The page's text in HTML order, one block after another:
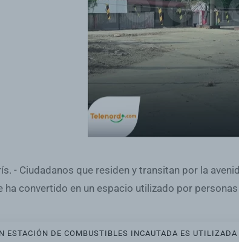
- Ciudadanos que residen y transitan por la
ha convertido en un espacio utilizado por
ESTACIÓN DE COMBUSTIBLES INCAUTADA ES